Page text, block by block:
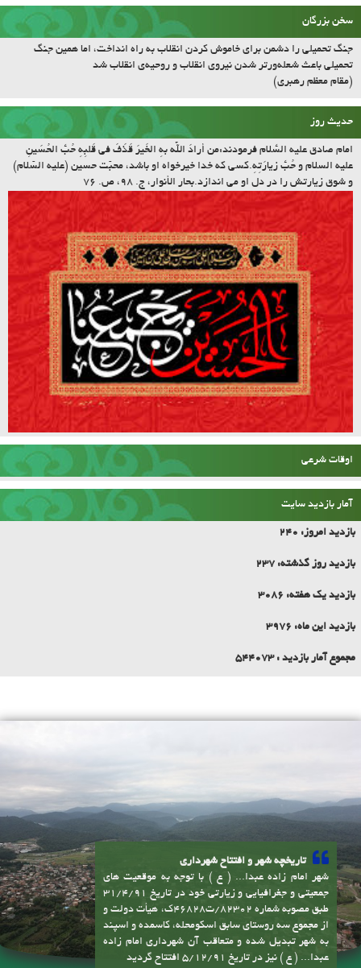
جنگ تحمیلی را دشمن برای خاموش کردن انقلاب به راه انداخت، اما همین جنگ
تحمیلی باعث شعله‌ورتر شدن نیروی انقلاب و روحیه‌ی انقلاب شد
(مقام معظم رهبری)
امام صادق علیه السّلام فرمودند:مَن أرادَ اللّه بِهِ الخَیرَ قَذَفَ فی قَلبِهِ حُبَّ الحُسَینِ
علیه السلام و حُبَّ زیارَتِهِ.کسى که خدا خیرخواه او باشد، محبّت حسین (علیه السّلام)
و شوق زیارتش را در دل او مى اندازد.بحار الأنوار، ج. ۹۸، ص. ۷۶
اوقات شرعی
آمار بازدید سایت
بازدید امروز: 240
بازدید روز گذشته:
بازدید یک هفته: 3086
بازدید این ماه: 3976
مجموع آمار بازدید : 544073
تاریخچه شهر و افتتاح شهرداری
شهر امام زاده عبدا... ( ع ) با توجه به موقعیت های
طبق مصوبه شماره 82302/ت46828ک، هیأت دولت و
از مجموع سه روستای سابق اسکومحله، کاسمده و اسپند
به شهر تبدیل شده و متعاقب آن شهرداری امام زاده
عبدا... ( ع ) نیز در تاریخ 5/12/91 افتتاح گردید
موقعیت سیاسی، جغرافیایی
شهر امام زاده عبدا... ( ع ) در استان مازندران،
پیوندها